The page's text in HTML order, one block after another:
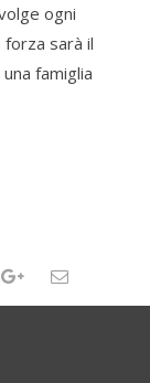
ogni
sarà il
famiglia